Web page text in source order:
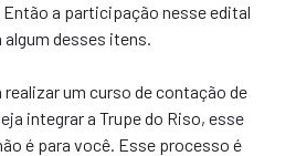
a participação nesse edital
algum desses itens.
realizar um curso de contação de
integrar a Trupe do Riso, esse
é para você. Esse processo é